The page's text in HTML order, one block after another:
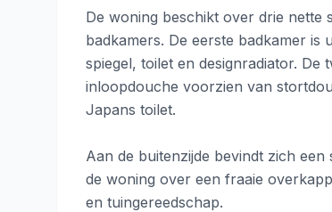
De woning beschikt over drie nette
badkamers. De eerste badkamer is
spiegel, toilet en designradiator.
inloopdouche voorzien van
Japans toilet.
Aan de buitenzijde bevindt zich
de woning over een fraaie
en tuingereedschap.